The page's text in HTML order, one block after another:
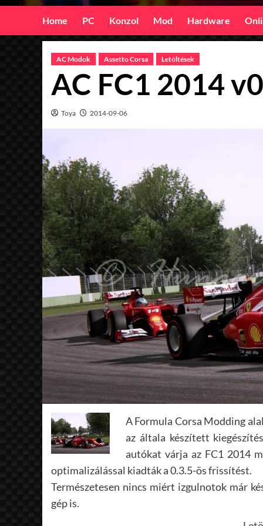
Home PC Konzol Mod Hardware
AC Modok Assetto Corsa Letöltések
AC FC1 2014
Toya 2014-09-06
A Formula Corsa Modding
az általa készített
autókat várja az FC1 2014
optimalizálással kiadták a 0.3.5-ös frissítést.
Természetesen nincs miért izgulnotok már
gép is.